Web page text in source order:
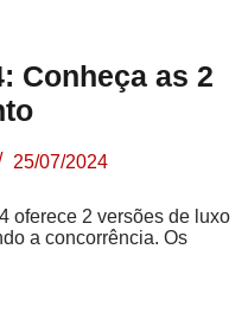
Conheça as 2
25/07/2024
oferece 2 versões de luxo
a concorrência. Os